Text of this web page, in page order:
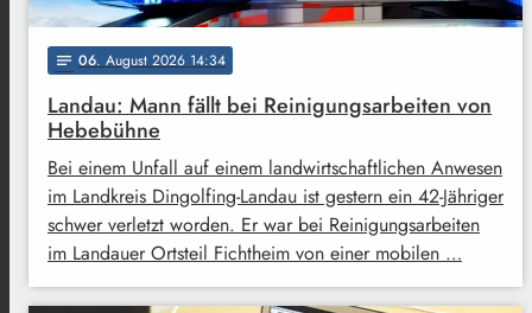
notes 06. August 2026 14:34
Landau: Mann fällt bei Reinigungsarbeiten von
Hebebühne
Bei einem Unfall auf einem landwirtschaftlichen Anwesen
im Landkreis Dingolfing-Landau ist gestern ein 42-Jähriger
schwer verletzt worden. Er war bei Reinigungsarbeiten
im Landauer Ortsteil Fichtheim von einer mobilen …